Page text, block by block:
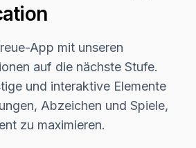
App mit unseren
auf die nächste Stufe.
und interaktive Elemente
Abzeichen und Spiele,
zu maximieren.